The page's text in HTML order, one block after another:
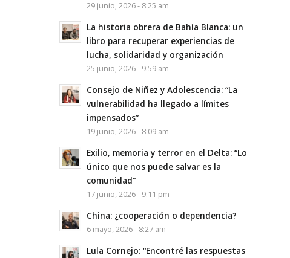
29 junio, 2026 - 8:25 am
La historia obrera de Bahía Blanca: un
libro para recuperar experiencias de
lucha, solidaridad y organización
25 junio, 2026 - 9:59 am
Consejo de Niñez y Adolescencia: “La
vulnerabilidad ha llegado a límites
impensados”
19 junio, 2026 - 8:09 am
Exilio, memoria y terror en el Delta: “Lo
único que nos puede salvar es la
comunidad”
17 junio, 2026 - 9:11 pm
China: ¿cooperación o dependencia?
6 mayo, 2026 - 8:27 am
Lula Cornejo: “Encontré las respuestas